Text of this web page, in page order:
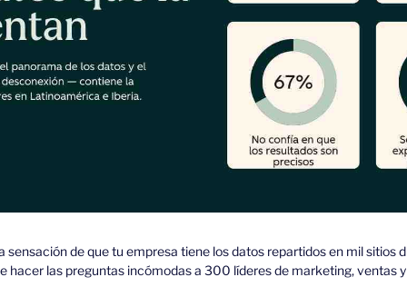
sensación de que tu empresa tiene los datos repartidos en mil sitios
hacer las preguntas incómodas a 300 líderes de marketing, ventas